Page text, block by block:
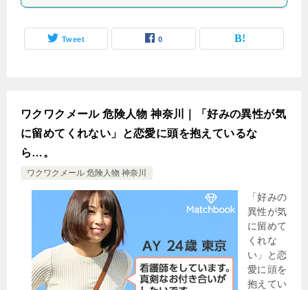
Tweet 0
ワクワクメール 危険人物 神奈川｜「好みの異性が気
に留めてくれない」と恋愛に頭を抱えているな
ら…。
ワクワクメール 危険人物 神奈川
「好みの
異性が気
に留めて
くれな
い」と恋
愛に頭を
抱えてい